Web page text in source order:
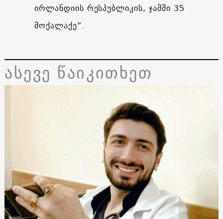
ირლანდიის რესპუბლიკის, ჯამში 35
მოქალაქე”.
ასევე წაიკითხეთ